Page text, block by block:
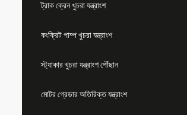
ট্রাক ক্রেন খুচরা যন্ত্রাংশ
কংক্রিট পাম্প খুচরা যন্ত্রাংশ
স্ট্যাকার খুচরা যন্ত্রাংশ পৌঁছান
মোটর গ্রেডার অতিরিক্ত যন্ত্রাংশ